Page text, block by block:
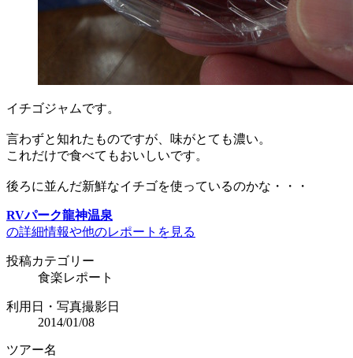
イチゴジャムです。
言わずと知れたものですが、味がとても濃い。
これだけで食べてもおいしいです。
後ろに並んだ新鮮なイチゴを使っているのかな・・・
RVパーク龍神温泉
の詳細情報や他のレポートを見る
投稿カテゴリー
食楽レポート
利用日・写真撮影日
2014/01/08
ツアー名